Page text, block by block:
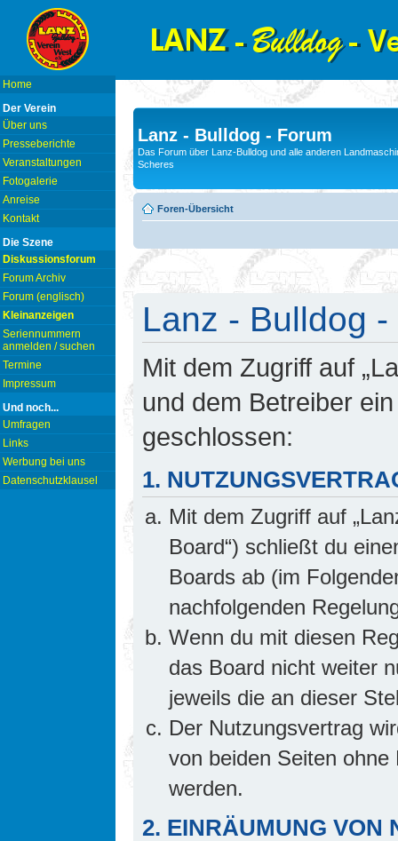
Home
Der Verein
Über uns
Presseberichte
Veranstaltungen
Fotogalerie
Anreise
Kontakt
Die Szene
Diskussionsforum
Forum Archiv
Forum (englisch)
Kleinanzeigen
Seriennummern
anmelden / suchen
Termine
Impressum
Und noch...
Umfragen
Links
Werbung bei uns
Datenschutzklausel
Lanz - Bulldog - Forum
Das Forum über Lanz-Bulldog und alle anderen
Scheres
Foren-Übersicht
Lanz - Bulldog
Mit dem Zugriff auf
und dem Betreiber
geschlossen:
1.
Mit dem Zugriff auf
Board“) schließt du
Boards ab (im
nachfolgenden
Wenn du mit diesen
das Board nicht weiter
jeweils die an dieser
Der Nutzungsvertrag
von beiden Seiten
werden.
2. EINRÄUMUNG VON